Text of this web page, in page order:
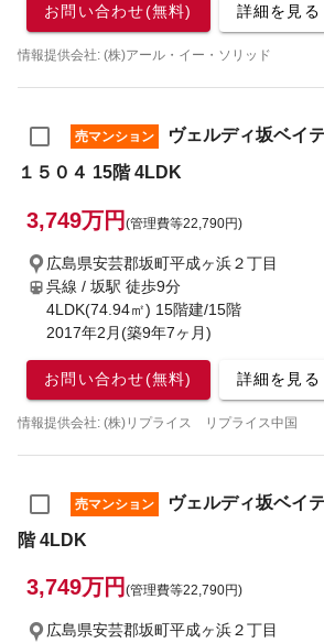
お問い合わせ(無料) 詳細を見る
情報提供会社: (株)アール・イー・ソリッド
売マンション
ヴェルディ坂ベイ
１５０４ 15階 4LDK
3,749万円 (管理費等22,790円)
広島県安芸郡坂町平成ヶ浜２丁目
呉線 / 坂駅 徒歩9分
4LDK(74.94㎡) 15階建/15階
2017年2月(築9年7ヶ月)
お問い合わせ(無料) 詳細を見る
情報提供会社: (株)リプライス リプライス中国
売マンション
ヴェルディ坂ベイ
階 4LDK
3,749万円 (管理費等22,790円)
広島県安芸郡坂町平成ヶ浜２丁目